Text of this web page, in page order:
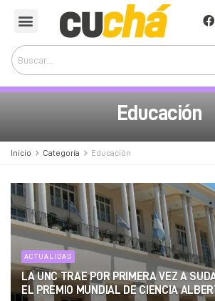
Educación
Inicio Categoría Educación
ACTUALIDAD
LA UNC TRAE POR PRIMERA VEZ A
EL PREMIO MUNDIAL DE CIENCIA